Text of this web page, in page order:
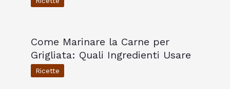
Come Marinare la Carne per
Grigliata: Quali Ingredienti Usare
Ricette